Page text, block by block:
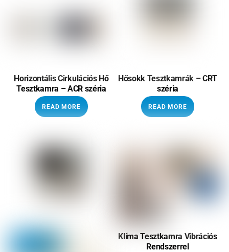
Horizontális Cirkulációs Hő
Tesztkamra – ACR széria
READ MORE
Hősokk Tesztkamrák – CRT
széria
READ MORE
Klíma Tesztkamra Vibrációs
Rendszerrel